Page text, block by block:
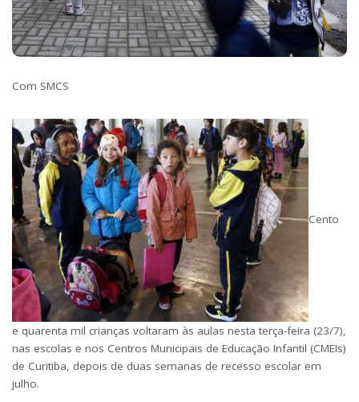
Com SMCS
Cento
e quarenta mil crianças voltaram às aulas nesta terça-feira (23/7),
nas escolas e nos Centros Municipais de Educação Infantil (CMEIs)
de Curitiba, depois de duas semanas de recesso escolar em
julho.